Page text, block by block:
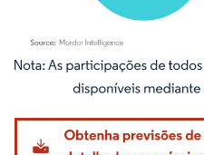
Imagem © Mordor Intelligence. O